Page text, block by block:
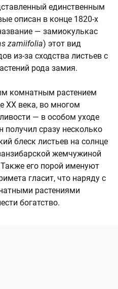
единственным
описан в конце 1820-х
— замиокулькас
zamiifolia) этот вид
из-за сходства листьев с
рода замия.
комнатным растением
XX века, во многом
— в особом уходе
получил сразу несколько
блеск листьев на солнце
жемчужиной
его порой именуют
гласит, что наряду с
растениями
богатство.